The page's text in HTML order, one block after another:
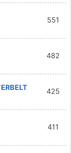
551
482
425
411